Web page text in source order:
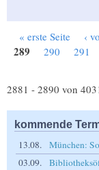
Seiten
« erste Seite ‹
289 290 291
2881 - 2890 von
kommende
13.08.
München:
03.09.